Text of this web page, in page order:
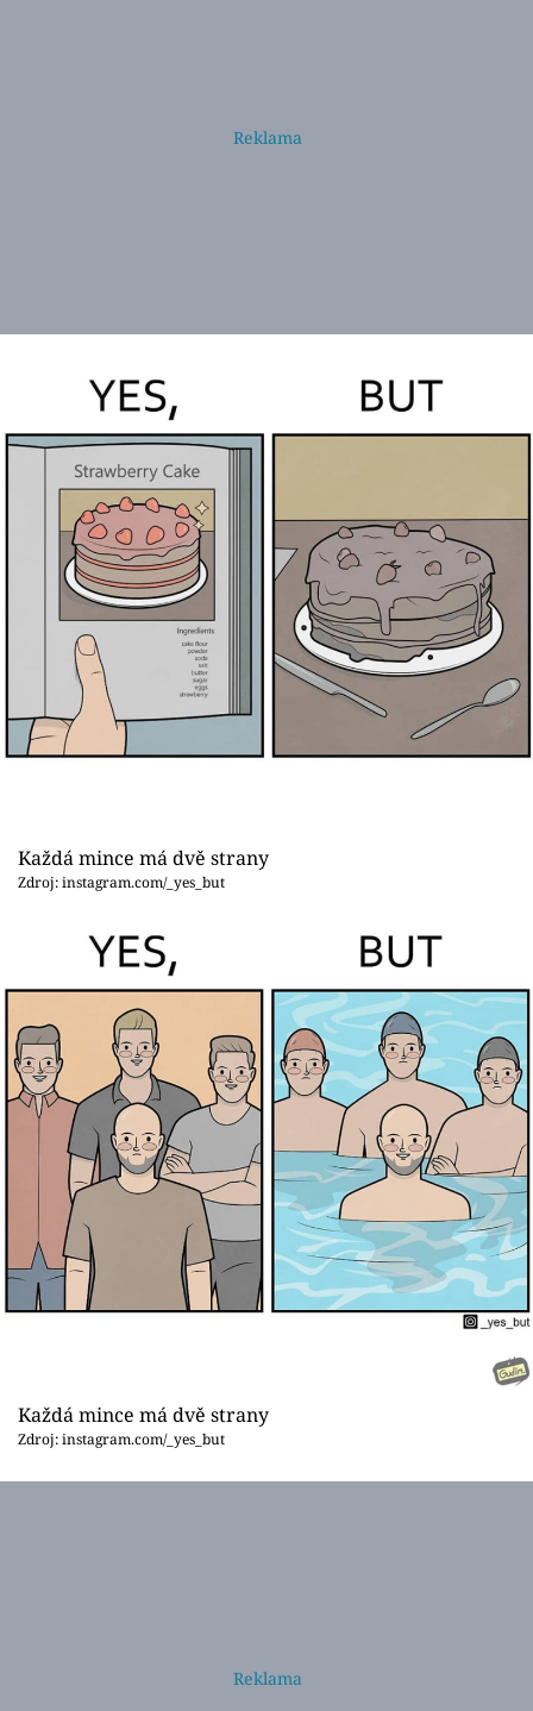
Každá mince má dvě strany
Zdroj: instagram.com/_yes_but
Každá mince má dvě strany
Zdroj: instagram.com/_yes_but